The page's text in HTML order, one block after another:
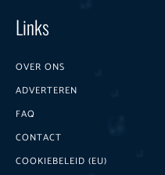
Links
OVER ONS
ADVERTEREN
FAQ
CONTACT
COOKIEBELEID (EU)